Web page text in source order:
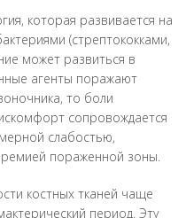
которая развивается на
(стрептококками,
может развиться в
агенты поражают
то боли
сопровождается
слабостью,
пораженной зоны.
костных тканей чаще
период. Эту